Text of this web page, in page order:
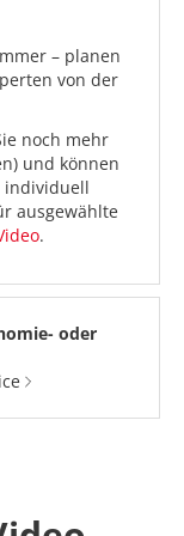
– planen
von der
noch mehr
und können
individuell
ausgewählte
.
oder